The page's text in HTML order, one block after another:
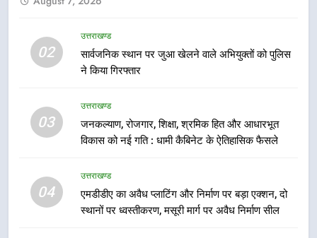
02
उत्तराखण्ड
सार्वजनिक स्थान पर जुआ खेलने वाले अभियुक्तों को पुलिस
ने किया गिरफ्तार
03
उत्तराखण्ड
जनकल्याण, रोजगार, शिक्षा, श्रमिक हित और आधारभूत
विकास को नई गति : धामी कैबिनेट के ऐतिहासिक फैसले
04
उत्तराखण्ड
एमडीडीए का अवैध प्लाटिंग और निर्माण पर बड़ा एक्शन, दो
स्थानों पर ध्वस्तीकरण, मसूरी मार्ग पर अवैध निर्माण सील
वाले महीनों में हजारों पदों पर की जाएगी
भर्ती
उत्तराखण्ड
दिल्ली-देहरादून आर्थिक कॉरिडोर से जुड़ी
12 किमी ग्रीनफील्ड बाईपास परियोजना